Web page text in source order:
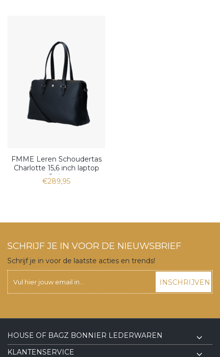
FMME Leren Schoudertas
Charlotte 15,6 inch laptop
Grain
€289,95
SCHRIJF JE IN VOOR DE NIEUWSBRIEF
Schrijf je in voor de laatste acties en trends!
INSCHRIJVEN
HOUSE OF BAGZ BONNIER LEDERWAREN
KLANTENSERVICE